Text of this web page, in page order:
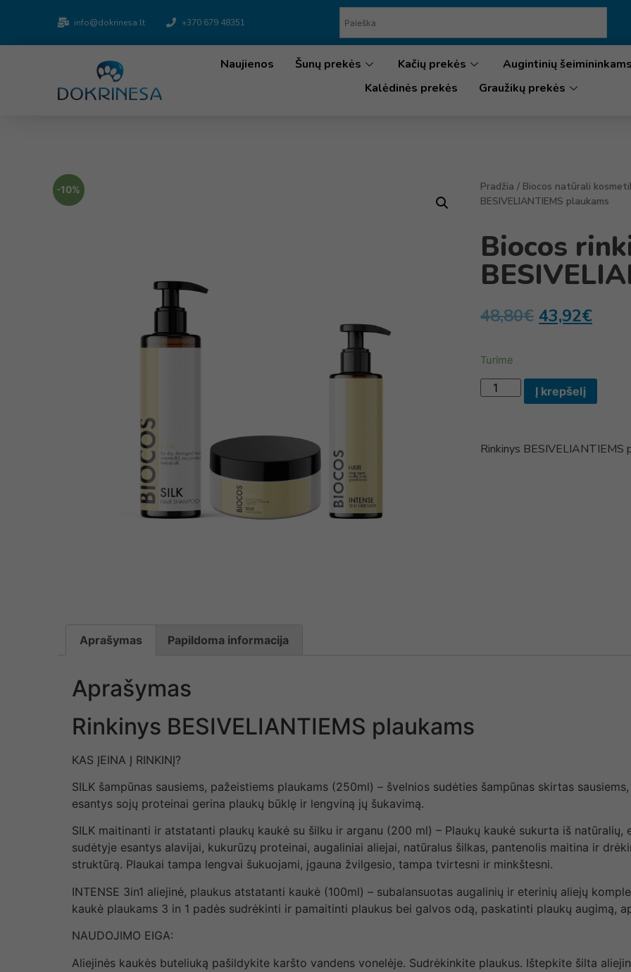
info@dokrinesa.lt +370 679 48351
Naujienos Šunų prekės Kačių prekės Augintinių šeimininkams
Kalėdinės prekės
Graužikų prekės
-10% Pradžia / Biocos natūrali
BESIVELIANTIEMS plaukams
Biocos
48,80€ 43,92€
Turime
Į krepšelį
Rinkinys BESIVELIANTIEMS
Aprašymas Papildoma informacija
Aprašymas
Rinkinys BESIVELIANTIEMS plaukams
KAS ĮEINA Į RINKINĮ?
SILK šampūnas sausiems, pažeistiems plaukams (250ml) – švelnios sudėties šampūnas skirtas
esantys sojų proteinai gerina plaukų būklę ir lengviną jų šukavimą.
SILK maitinanti ir atstatanti plaukų kaukė su šilku ir arganu (200 ml) – Plaukų kaukė sukurta iš natūralių,
sudėtyje esantys alavijai, kukurūzų proteinai, augaliniai aliejai, natūralus šilkas, pantenolis maitina ir
struktūrą. Plaukai tampa lengvai šukuojami, įgauna žvilgesio, tampa tvirtesni ir minkštesni.
INTENSE 3in1 aliejinė, plaukus atstatanti kaukė (100ml) – subalansuotas augalinių ir eterinių aliejų
kaukė plaukams 3 in 1 padės sudrėkinti ir pamaitinti plaukus bei galvos odą, paskatinti plaukų augimą,
NAUDOJIMO EIGA:
Aliejinės kaukės buteliuką pašildykite karšto vandens vonelėje. Sudrėkinkite plaukus. Ištepkite šilta